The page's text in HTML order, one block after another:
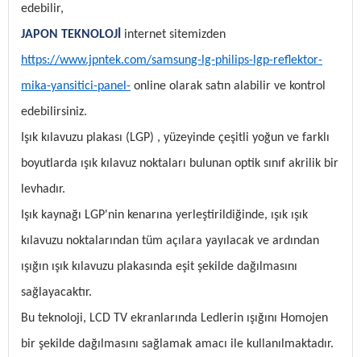
edebilir,
JAPON TEKNOLOJİ internet sitemizden
https://www.jpntek.com/samsung-lg-philips-lgp-reflektor-
mika-yansitici-panel- online olarak satın alabilir ve kontrol
edebilirsiniz.
Işık kılavuzu plakası (LGP) , yüzeyinde çeşitli yoğun ve farklı
boyutlarda ışık kılavuz noktaları bulunan optik sınıf akrilik bir
levhadır.
Işık kaynağı LGP'nin kenarına yerleştirildiğinde, ışık ışık
kılavuzu noktalarından tüm açılara yayılacak ve ardından
ışığın ışık kılavuzu plakasında eşit şekilde dağılmasını
sağlayacaktır.
Bu teknoloji, LCD TV ekranlarında Ledlerin ışığını Homojen
bir şekilde dağılmasını sağlamak amacı ile kullanılmaktadır.